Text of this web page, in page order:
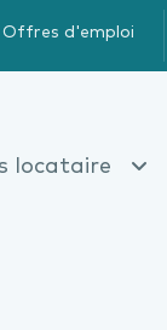
locataire
Offres d'emploi